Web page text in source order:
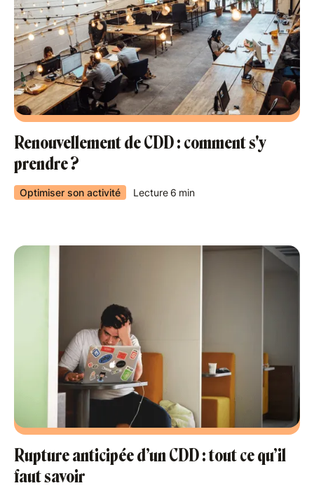
Renouvellement de CDD : comment s'y
prendre ?
Optimiser son activité Lecture 6 min
Rupture anticipée d’un CDD : tout ce qu’il
faut savoir